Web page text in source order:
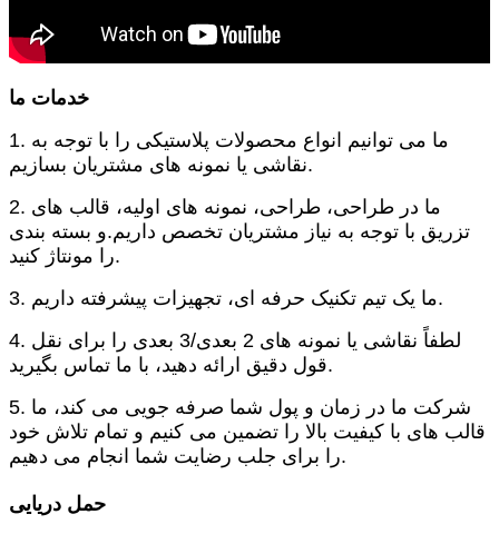
خدمات ما
1. ما می توانیم انواع محصولات پلاستیکی را با توجه به
نقاشی یا نمونه های مشتریان بسازیم.
2. ما در طراحی، طراحی، نمونه های اولیه، قالب های
تزریق با توجه به نیاز مشتریان تخصص داریم.و بسته بندی
را مونتاژ کنید.
3. ما یک تیم تکنیک حرفه ای، تجهیزات پیشرفته داریم.
4. لطفاً نقاشی یا نمونه های 2 بعدی/3 بعدی را برای نقل
قول دقیق ارائه دهید، با ما تماس بگیرید.
5. شرکت ما در زمان و پول شما صرفه جویی می کند، ما
قالب های با کیفیت بالا را تضمین می کنیم و تمام تلاش خود
را برای جلب رضایت شما انجام می دهیم.
حمل دریایی